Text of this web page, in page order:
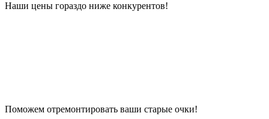
Наши цены гораздо ниже конкурентов!
Поможем отремонтировать ваши старые очки!